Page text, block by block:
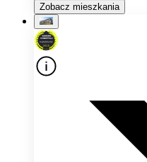
Zobacz mieszkania